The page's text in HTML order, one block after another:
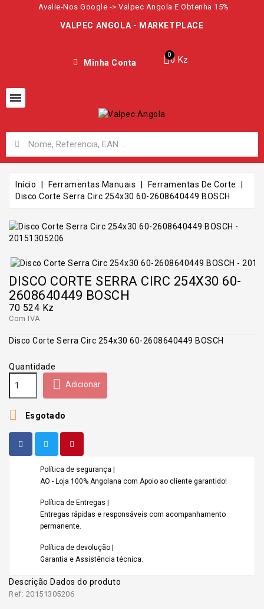
Avalie-Nos Google -> Valpec Angola E Obtenha 15%
VALPEC ANGOLA - MARKETPLACE
Minha Conta 0 Kz
Início Ferramentas Manuais
Ferramentas De Corte
Disco Corte Serra Circ 254x30 60-2608640449 BOSCH
DISCO CORTE SERRA CIRC 254X30 60-
2608640449 BOSCH
70 524 Kz
Com IVA
Disco Corte Serra Circ 254x30 60-2608640449 BOSCH
Quantidade
 Adicionar
 Esgotado
Política de segurança |
AO - Loja 100% Angolana com Apoio ao cliente garantido!
Política de Entregas |
Entregas rápidas e responsáveis com acompanhamento
permanente.
Política de devolução |
Garantia e Assistência técnica.
Descrição Dados do produto
Ref: 20151305206